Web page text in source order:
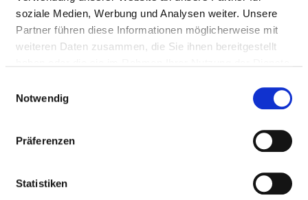
soziale Medien, Werbung und Analysen weiter. Unsere
Partner führen diese Informationen möglicherweise mit
weiteren Daten zusammen, die Sie ihnen bereitgestellt
Notwendig
Präferenzen
Statistiken
LEIPZIG
(LEISTUNGSBEREICHE)
Behandlungsgebiete, für die Qualitätsergebnisse